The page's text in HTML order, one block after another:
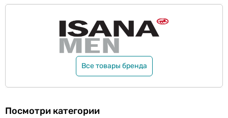
Все товары бренда
Посмотри категории